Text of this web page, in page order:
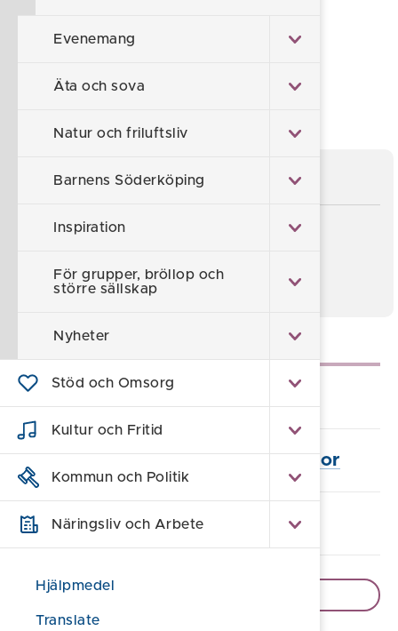
Evenemang
Äta och sova
Natur och friluftsliv
Barnens Söderköping
Inspiration
För grupper, bröllop och
större sällskap
Nyheter
Stöd och Omsorg
Kultur och Fritid
Kommun och Politik
Näringsliv och Arbete
Hjälpmedel
Translate
Bra länkar
Visit Sankt Anna
Sankt Anna Portalen
Underliggande sidor
Aspöja
En roadtrip bland skärgårdspärlor
Boende i Sankt Anna skärgård